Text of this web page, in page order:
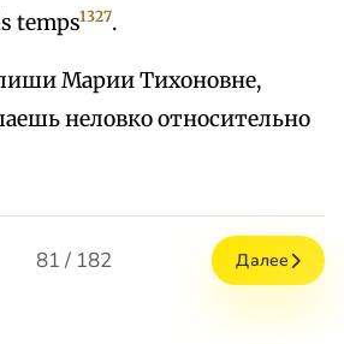
temps1327.
Марии Тихоновне,
неловко относительно
81 / 182 Далее